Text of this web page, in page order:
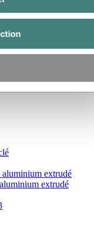
extrudé
extrudé